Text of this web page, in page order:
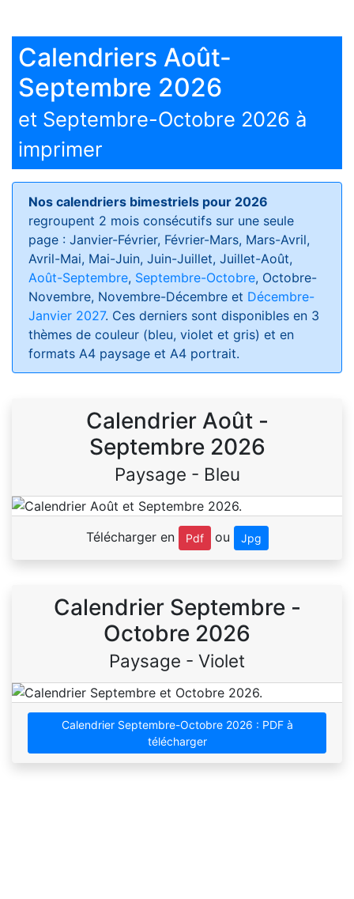
Calendriers Août-
Septembre 2026
et Septembre-Octobre 2026 à
imprimer
Nos calendriers bimestriels pour 2026
regroupent 2 mois consécutifs sur une seule
page : Janvier-Février, Février-Mars, Mars-Avril,
Avril-Mai, Mai-Juin, Juin-Juillet, Juillet-Août,
Août-Septembre, Septembre-Octobre, Octobre-
Novembre, Novembre-Décembre et Décembre-
Janvier 2027. Ces derniers sont disponibles en 3
thèmes de couleur (bleu, violet et gris) et en
formats A4 paysage et A4 portrait.
Calendrier Août -
Septembre 2026
Paysage - Bleu
Télécharger en Pdf ou Jpg
Calendrier Septembre -
Octobre 2026
Paysage - Violet
Calendrier Septembre-Octobre 2026 : PDF à
télécharger